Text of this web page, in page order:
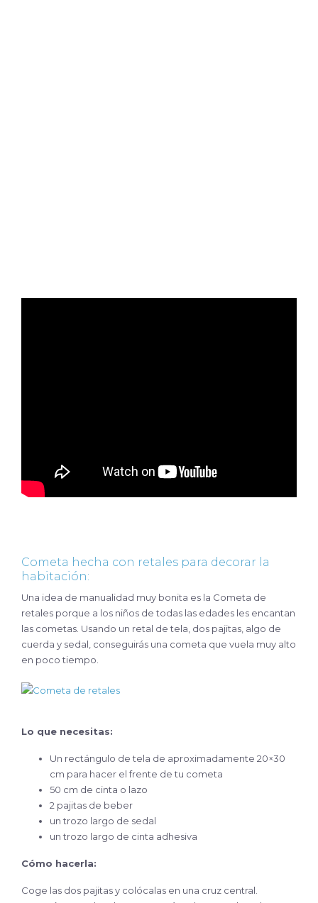
Cometa hecha con retales para decorar la
habitación:
Una idea de manualidad muy bonita es la Cometa de
retales porque a los niños de todas las edades les encantan
las cometas. Usando un retal de tela, dos pajitas, algo de
cuerda y sedal, conseguirás una cometa que vuela muy alto
en poco tiempo.
Lo que necesitas:
Un rectángulo de tela de aproximadamente 20×30
cm para hacer el frente de tu cometa
50 cm de cinta o lazo
2 pajitas de beber
un trozo largo de sedal
un trozo largo de cinta adhesiva
Cómo hacerla:
Coge las dos pajitas y colócalas en una cruz central.